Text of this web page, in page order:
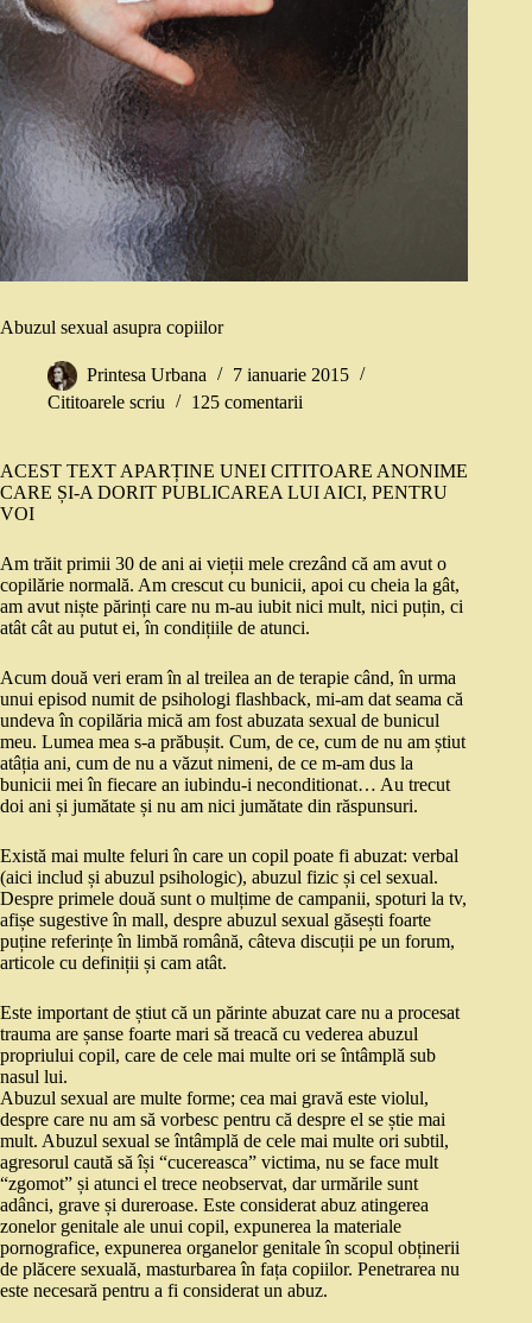
Abuzul sexual asupra copiilor
Printesa Urbana
7 ianuarie 2015
Cititoarele scriu
125 comentarii
ACEST TEXT APARȚINE UNEI CITITOARE ANONIME
CARE ȘI-A DORIT PUBLICAREA LUI AICI, PENTRU
VOI
Am trăit primii 30 de ani ai vieții mele crezând că am avut o
copilărie normală. Am crescut cu bunicii, apoi cu cheia la gât,
am avut niște părinți care nu m-au iubit nici mult, nici puțin, ci
atât cât au putut ei, în condițiile de atunci.
Acum două veri eram în al treilea an de terapie când, în urma
unui episod numit de psihologi flashback, mi-am dat seama că
undeva în copilăria mică am fost abuzata sexual de bunicul
meu. Lumea mea s-a prăbușit. Cum, de ce, cum de nu am știut
atâția ani, cum de nu a văzut nimeni, de ce m-am dus la
bunicii mei în fiecare an iubindu-i neconditionat… Au trecut
doi ani și jumătate și nu am nici jumătate din răspunsuri.
Există mai multe feluri în care un copil poate fi abuzat: verbal
(aici includ și abuzul psihologic), abuzul fizic și cel sexual.
Despre primele două sunt o mulțime de campanii, spoturi la tv,
afișe sugestive în mall, despre abuzul sexual găsești foarte
puține referințe în limbă română, câteva discuții pe un forum,
articole cu definiții și cam atât.
Este important de știut că un părinte abuzat care nu a procesat
trauma are șanse foarte mari să treacă cu vederea abuzul
propriului copil, care de cele mai multe ori se întâmplă sub
nasul lui.
Abuzul sexual are multe forme; cea mai gravă este violul,
despre care nu am să vorbesc pentru că despre el se știe mai
mult. Abuzul sexual se întâmplă de cele mai multe ori subtil,
agresorul caută să își “cucereasca” victima, nu se face mult
“zgomot” și atunci el trece neobservat, dar urmările sunt
adânci, grave și dureroase. Este considerat abuz atingerea
zonelor genitale ale unui copil, expunerea la materiale
pornografice, expunerea organelor genitale în scopul obținerii
de plăcere sexuală, masturbarea în fața copiilor. Penetrarea nu
este necesară pentru a fi considerat un abuz.